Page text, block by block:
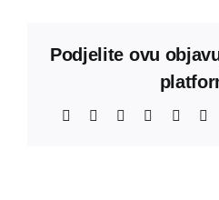
Podjelite ovu
Facebook Reddit LinkedIn